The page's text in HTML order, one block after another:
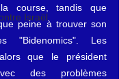
Israël
course, tandis que
peine à trouver son
"Bidenomics". Les
que le président
des problèmes